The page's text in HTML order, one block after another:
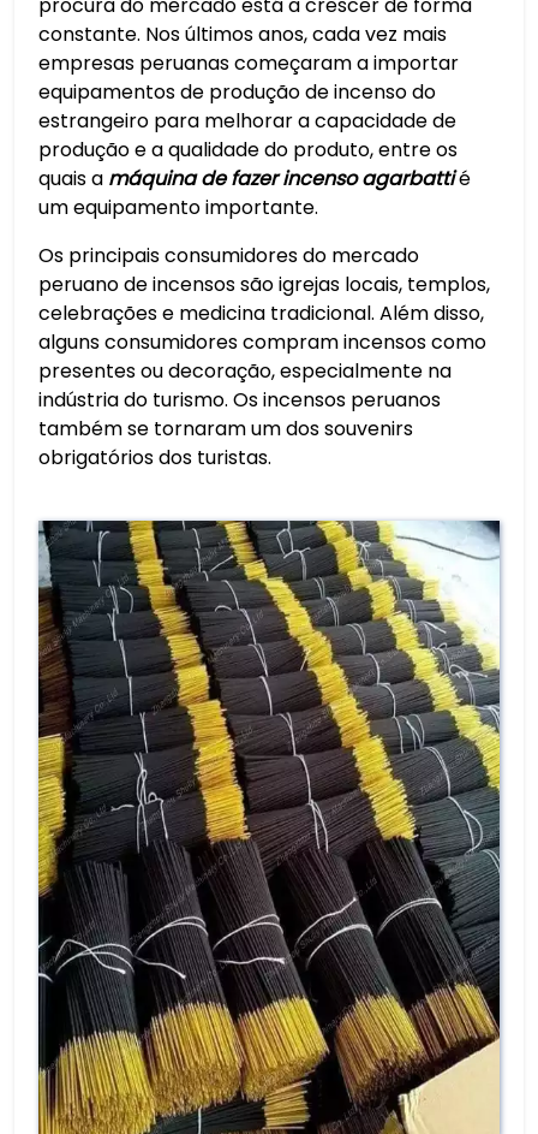
constante. Nos últimos anos, cada vez mais
empresas peruanas começaram a importar
equipamentos de produção de incenso do
estrangeiro para melhorar a capacidade de
produção e a qualidade do produto, entre os
quais a máquina de fazer incenso agarbattié
um equipamento importante.
Os principais consumidores do mercado
peruano de incensos são igrejas locais, templos,
celebrações e medicina tradicional. Além disso,
alguns consumidores compram incensos como
presentes ou decoração, especialmente na
indústria do turismo. Os incensos peruanos
também se tornaram um dos souvenirs
obrigatórios dos turistas.